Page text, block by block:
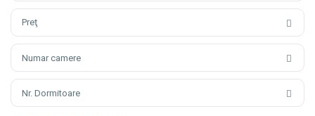
Preţ
Numar camere
Nr. Dormitoare